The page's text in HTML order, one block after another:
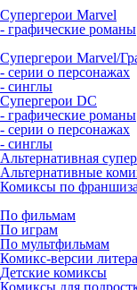
Супергерои Marvel
- графические романы
Супергерои Marvel/
- серии о персонажах
- синглы
Супергерои DC
- графические романы
- серии о персонажах
- синглы
Альтернативная
Альтернативные
Комиксы по
По фильмам
По играм
По мультфильмам
Комикс-версии
Детские комиксы
Комиксы для